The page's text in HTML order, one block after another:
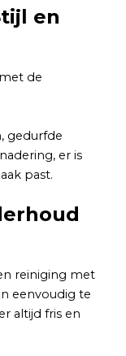
en
de
gedurfde
er is
past.
reiniging met
eenvoudig te
altijd fris en